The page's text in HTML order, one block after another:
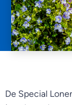
De Special